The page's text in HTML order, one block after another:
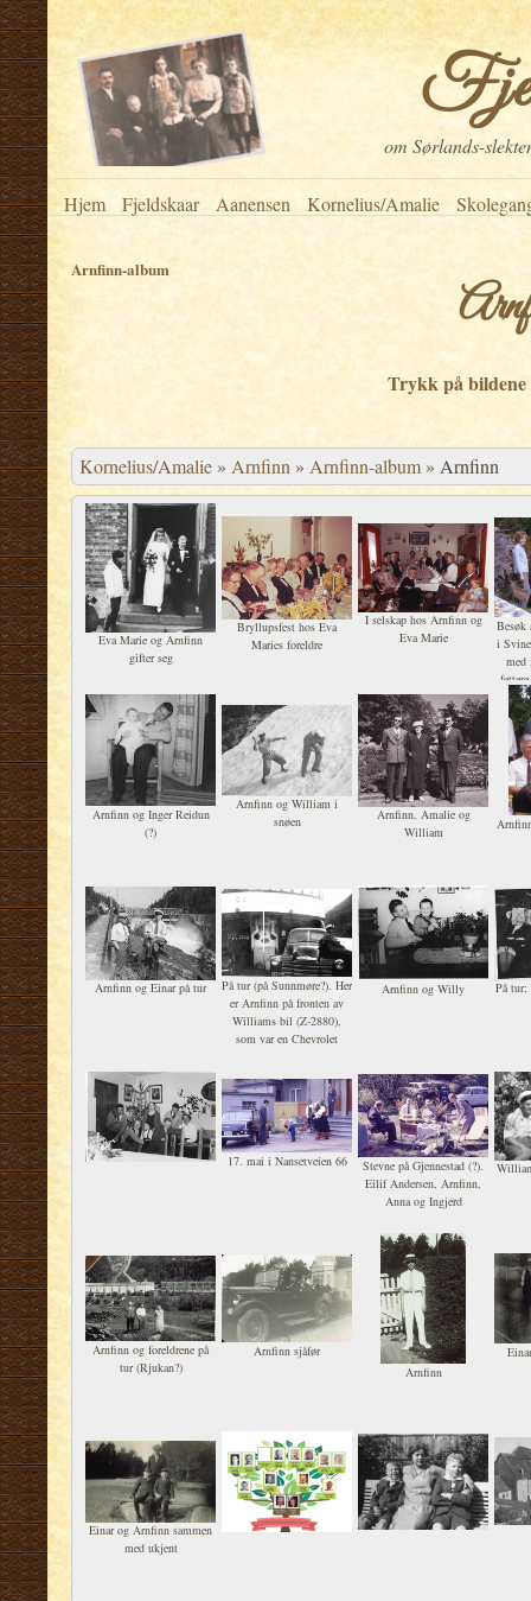
om Sørlands-
Hjem Fjeldskaar Aanensen Kornelius/Amalie
Arnfinn-album
Trykk på bildene
Kornelius/Amalie » Arnfinn » Arnfinn-album » Arnfinn
Eva Marie og Arnfinn
gifter seg
Bryllupsfest hos Eva
Maries foreldre
I selskap hos Arnfinn og
Eva Marie
Besøk
i
med
Arnfinn og Inger Reidun
(?)
Arnfinn og William i
snøen
Arnfinn, Amalie og
William
Arnfinn og Einar på tur
På tur (på Sunnmøre?). Her
er Arnfinn på fronten av
Williams bil (Z-2880),
som var en Chevrolet
Arnfinn og Willy På
17. mai i Nansetveien 66
Stevne på Gjennestad (?).
Eilif Andersen, Arnfinn,
Anna og Ingjerd
Arnfinn og foreldrene på
tur (Rjukan?)
Arnfinn sjåfør
Arnfinn
Einar og Arnfinn sammen
med ukjent